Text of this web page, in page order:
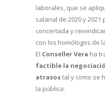
laborales, que se
salarial de 2020 y
concertada y
con los homólogos de
El Conseller Vera ha
factible la
atrasostal y como se
la pública.